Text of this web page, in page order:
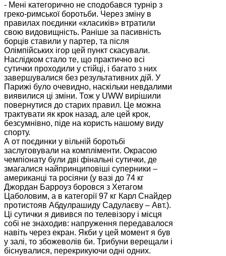
- Мені категорично не сподобався турнір з
греко-римської боротьби. Через зміну в
правилах поєдинки «класиків» втратили
свою видовищність. Раніше за пасивність
борців ставили у партер, та після
Олімпійських ігор цей пункт скасували.
Наслідком стало те, що практично всі
сутички проходили у стійці, і багато з них
завершувалися без результативних дій. У
Парижі було очевидно, наскільки невдалими
виявилися ці зміни. Тож у UWW вирішили
повернутися до старих правил. Це можна
трактувати як крок назад, але цей крок,
безсумнівно, піде на користь нашому виду
спорту.
А от поєдинки у вільній боротьбі
заслуговували на компліменти. Окрасою
чемпіонату були дві фінальні сутички, де
змагалися найпринциповіші суперники –
американці та росіяни (у вазі до 74 кг
Джордан Барроуз боровся з Хетагом
Цаболовим, а в категорії 97 кг Карл Снайдер
протистояв Абдулрашиду Садулаєву – Авт.).
Ці сутички я дивився по телевізору і місця
собі не знаходив: напруження передавалося
навіть через екран. Якби у цей момент я був
у залі, то збожеволів би. Трибуни верещали і
біснувалися, перекрикуючи одні одних.